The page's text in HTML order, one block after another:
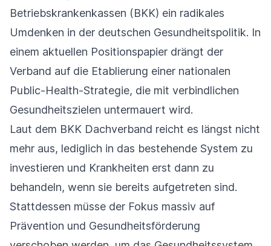
Betriebskrankenkassen (BKK) ein radikales
Umdenken in der deutschen Gesundheitspolitik. In
einem aktuellen Positionspapier drängt der
Verband auf die Etablierung einer nationalen
Public-Health-Strategie, die mit verbindlichen
Gesundheitszielen untermauert wird.
Laut dem BKK Dachverband reicht es längst nicht
mehr aus, lediglich in das bestehende System zu
investieren und Krankheiten erst dann zu
behandeln, wenn sie bereits aufgetreten sind.
Stattdessen müsse der Fokus massiv auf
Prävention und Gesundheitsförderung